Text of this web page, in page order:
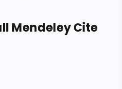
Mendeley Cite